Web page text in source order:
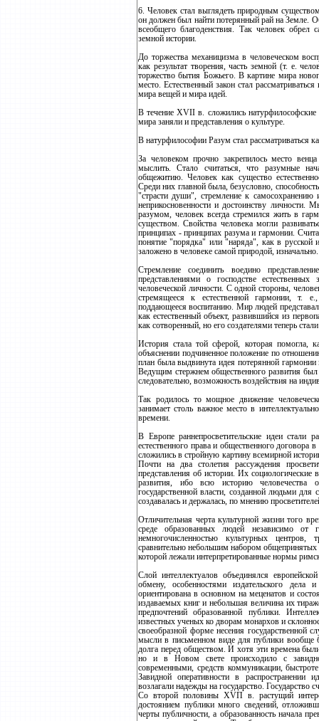
6. Человек стал выглядеть природным
он должен был найти потерянный рай на Земле.
всеобщего благоденствия. Так человек обрел
земной истории.
До торжества механицизма в человеческом
как результат творения, часть земной (т. е.
торжество бытия Божьего. В картине мира
место. Естественный закон стал
мира вещей и мира идей.
В течение ХVII в. сложились
мира заняли и представления о культуре.
В натурфилософии Разум стал рассматриваться
За человеком прочно закрепилось место
мыслить. Стало считаться, что разумные
общежитию. Человек как существо
Среди них главной была, безусловно,
"страсти души", стремление к
неприкосновенности и достоинству личности.
разумом, человек всегда стремился жить в
существом. Свойства человека могли
принципах - принципах разума и гармонии.
понятие "порядка" или "наряда", как в русской
заложено в человеке самой природой, изначально.
Стремление соединить воедино
представлениями о господстве
человеческой личности. С одной стороны,
стремящееся к естественной гармонии, т.
поддающееся воспитанию. Мир людей
как естественный объект, развившийся из
как сотворенный, но его создателями теперь
История стала той сферой, которая помогла,
объяснении подчиненное положение по
план была выдвинута идея потерянной
Ведущим стержнем общественного развития
следовательно, возможность воздействия на
Так родилось то мощное движение
занимает столь важное место в
времени.
В Европе раннепросветительские идеи стали
естественного права и общественного
сложились в стройную картину всемирной
Почти на два столетия рассуждения
представления об истории. Их социологические
развития, ибо всю историю человечества
государственной власти, созданной людьми для
создавалась и держалась, по мнению
Отличительная черта культурной жизни того
среде образованных людей независимо от
немногочисленностью культурных центров,
сравнительно небольшим набором общепринятых
которой лежали интерпретированные нормы
Слой интеллектуалов объединялся
обмену, особенностями издательского дела
ориентирована в основном на меценатов и
издаваемых книг и небольшая величина их
предпочтений образованной публики.
известных ученых ко дворам монархов и
своеобразной форме несения государственной
мысли в письменном виде для публики вообще
долга перед обществом. И хотя эти времена
но и в Новом свете происходило с
современными, средств коммуникации,
Завидной оперативности в распространении
возлагали надежды на государство. Государство
Со второй половины ХVП в. растущий
достоянием публики много сведений,
черты публичности, а образованность начала